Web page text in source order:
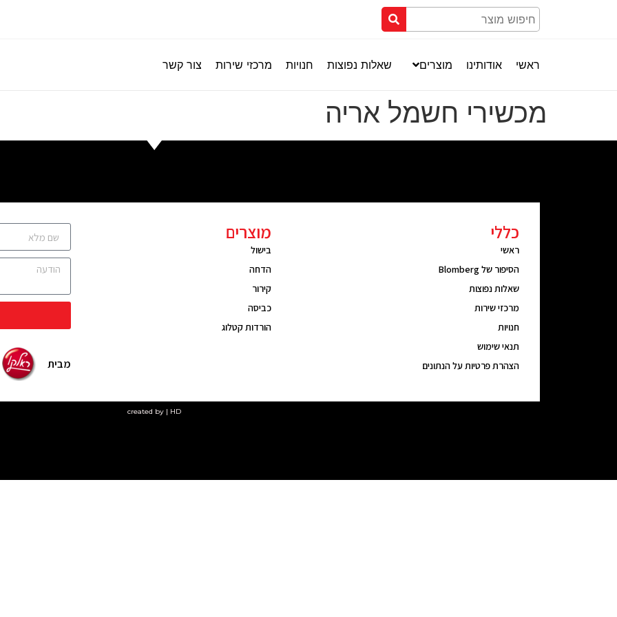
ראשי אודותינו מוצרים שאלות נפוצות חנויות מרכזי שירות צור קשר
מכשירי חשמל אריה
כללי
ראשי
הסיפור של Blomberg
שאלות נפוצות
מרכזי שירות
חנויות
תנאי שימוש
הצהרת פרטיות על הנתונים
מוצרים
בישול
הדחה
קירור
כביסה
הורדות קטלוג
מבית
created by | HD